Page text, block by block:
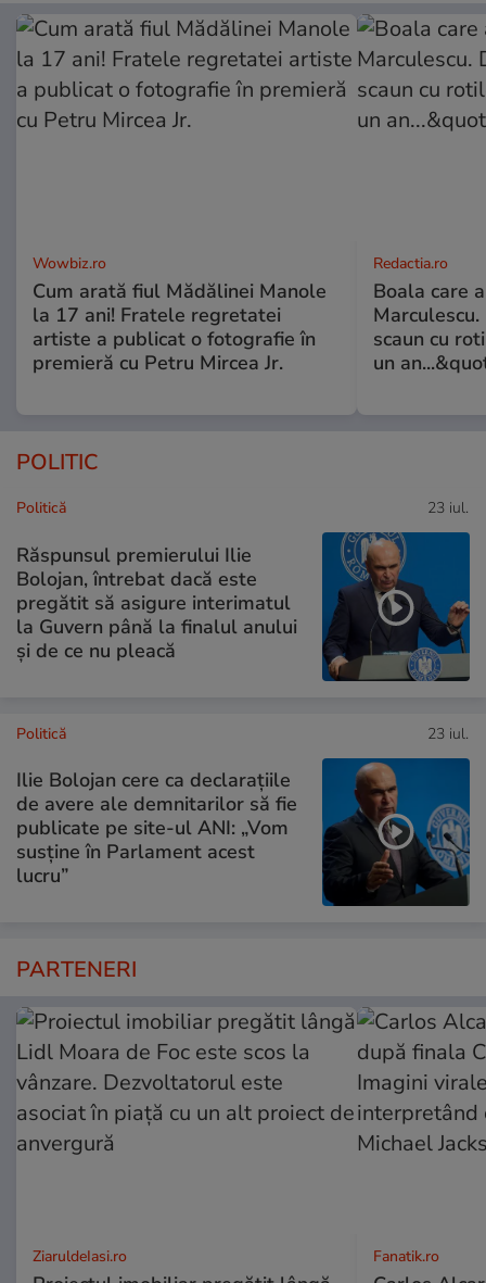
Wowbiz.ro
Cum arată fiul Mădălinei Manole
la 17 ani! Fratele regretatei
artiste a publicat o fotografie în
premieră cu Petru Mircea Jr.
Redactia.ro
Boala care
scaun cu
un
POLITIC
Politică 23 iul.
Răspunsul premierului Ilie
Bolojan, întrebat dacă este
pregătit să asigure interimatul
la Guvern până la finalul anului
și de ce nu pleacă
Politică 23 iul.
Ilie Bolojan cere ca declarațiile
de avere ale demnitarilor să fie
publicate pe site-ul ANI: „Vom
susține în Parlament acest
lucru”
PARTENERI
ZiaruldeIasi.ro Fanatik.ro